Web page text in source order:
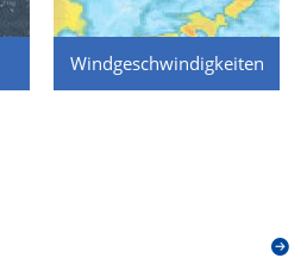
Windgeschwindigkeiten